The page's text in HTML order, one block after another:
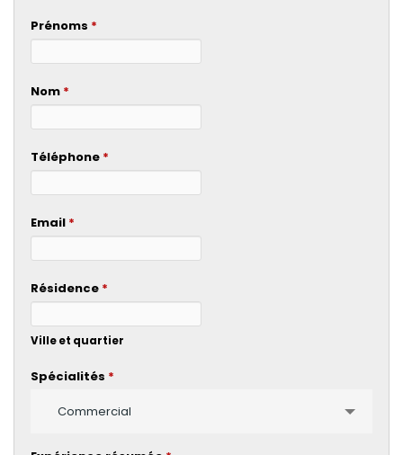
Prénoms *
Nom *
Téléphone *
Email *
Résidence *
Ville et quartier
Spécialités *
Commercial